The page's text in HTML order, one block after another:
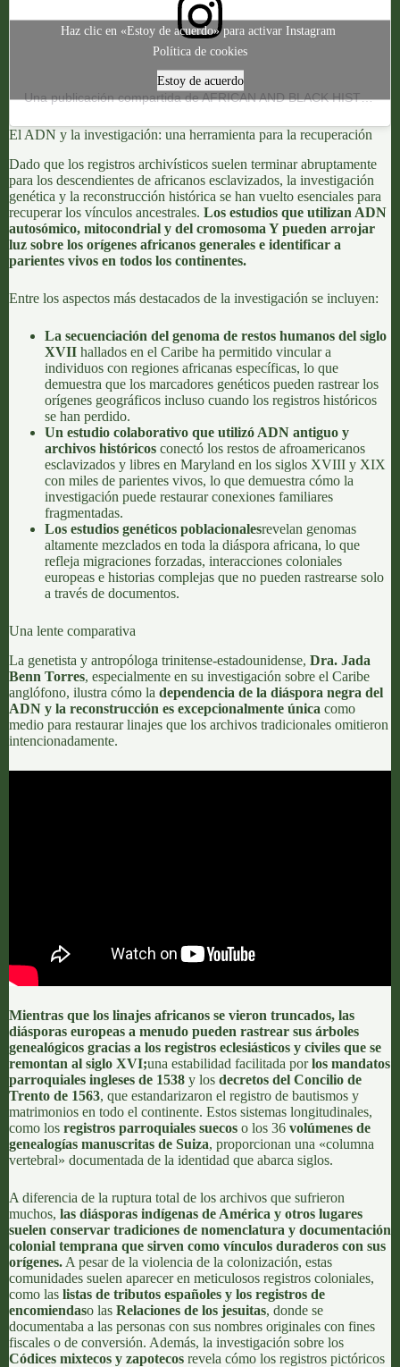
Una publicación compartida de AFRICAN AND BLACK HISTORY (@africanarchives)
Haz clic en «Estoy de acuerdo» para activar Instagram
Política de cookies
Estoy de acuerdo
El ADN y la investigación: una herramienta para la recuperación
Dado que los registros archivísticos suelen terminar abruptamente
para los descendientes de africanos esclavizados, la investigación
genética y la reconstrucción histórica se han vuelto esenciales para
recuperar los vínculos ancestrales. Los estudios que utilizan ADN
autosómico, mitocondrial y del cromosoma Y pueden arrojar
luz sobre los orígenes africanos generales e identificar a
parientes vivos en todos los continentes.
Entre los aspectos más destacados de la investigación se incluyen:
La secuenciación del genoma de restos humanos del siglo
XVII hallados en el Caribe ha permitido vincular a
individuos con regiones africanas específicas, lo que
demuestra que los marcadores genéticos pueden rastrear los
orígenes geográficos incluso cuando los registros históricos
se han perdido.
Un estudio colaborativo que utilizó ADN antiguo y
archivos históricos conectó los restos de afroamericanos
esclavizados y libres en Maryland en los siglos XVIII y XIX
con miles de parientes vivos, lo que demuestra cómo la
investigación puede restaurar conexiones familiares
fragmentadas.
Los estudios genéticos poblacionalesrevelan genomas
altamente mezclados en toda la diáspora africana, lo que
refleja migraciones forzadas, interacciones coloniales
europeas e historias complejas que no pueden rastrearse solo
a través de documentos.
Una lente comparativa
La genetista y antropóloga trinitense-estadounidense, Dra. Jada
Benn Torres, especialmente en su investigación sobre el Caribe
anglófono, ilustra cómo la dependencia de la diáspora negra del
ADN y la reconstrucción es excepcionalmente única como
medio para restaurar linajes que los archivos tradicionales omitieron
intencionadamente.
Mientras que los linajes africanos se vieron truncados, las
diásporas europeas a menudo pueden rastrear sus árboles
genealógicos gracias a los registros eclesiásticos y civiles que se
remontan al siglo XVI;una estabilidad facilitada porlos mandatos
parroquiales ingleses de 1538 y los decretos del Concilio de
Trento de 1563, que estandarizaron el registro de bautismos y
matrimonios en todo el continente. Estos sistemas longitudinales,
como los registros parroquiales suecos o los 36 volúmenes de
genealogías manuscritas de Suiza, proporcionan una «columna
vertebral» documentada de la identidad que abarca siglos.
A diferencia de la ruptura total de los archivos que sufrieron
muchos, las diásporas indígenas de América y otros lugares
suelen conservar tradiciones de nomenclatura y documentación
colonial temprana que sirven como vínculos duraderos con sus
orígenes. A pesar de la violencia de la colonización, estas
comunidades suelen aparecer en meticulosos registros coloniales,
como las listas de tributos españoles y los registros de
encomiendaso las Relaciones de los jesuitas, donde se
documentaba a las personas con sus nombres originales con fines
fiscales o de conversión. Además, la investigación sobre los
Códices mixtecos y zapotecos revela cómo los registros pictóricos